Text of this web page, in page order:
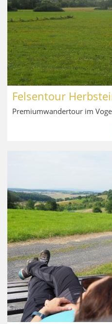
Felsentour
Premiumwandertour im